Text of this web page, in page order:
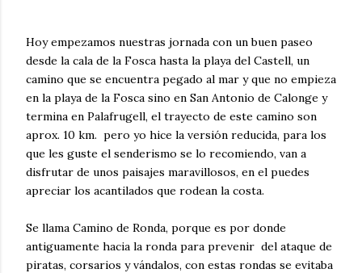
Hoy empezamos nuestras jornada con un buen paseo
desde la cala de la Fosca hasta la playa del Castell, un
camino que se encuentra pegado al mar y que no empieza
en la playa de la Fosca sino en San Antonio de Calonge y
termina en Palafrugell, el trayecto de este camino son
aprox. 10 km. pero yo hice la versión reducida, para los
que les guste el senderismo se lo recomiendo, van a
disfrutar de unos paisajes maravillosos, en el puedes
apreciar los acantilados que rodean la costa.
Se llama Camino de Ronda, porque es por donde
antiguamente hacia la ronda para prevenir del ataque de
piratas, corsarios y vándalos, con estas rondas se evitaba